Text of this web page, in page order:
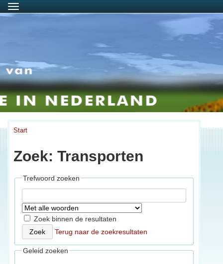
Menu
Start
Zoek: Transporten
Trefwoord zoeken
Zoek binnen de resultaten
Terug naar de zoekresultaten
Geleid zoeken